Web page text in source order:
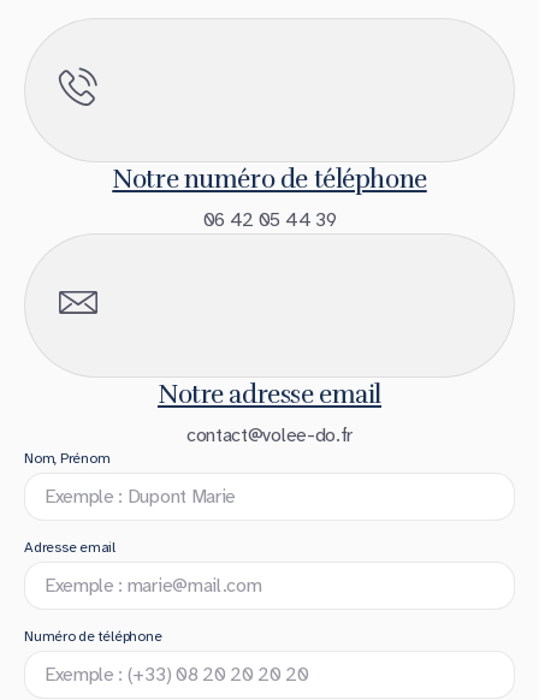
Nom, Prénom
Adresse email
Numéro de téléphone
Notre numéro de téléphone
06 42 05 44 39
Notre adresse email
contact@volee-do.fr